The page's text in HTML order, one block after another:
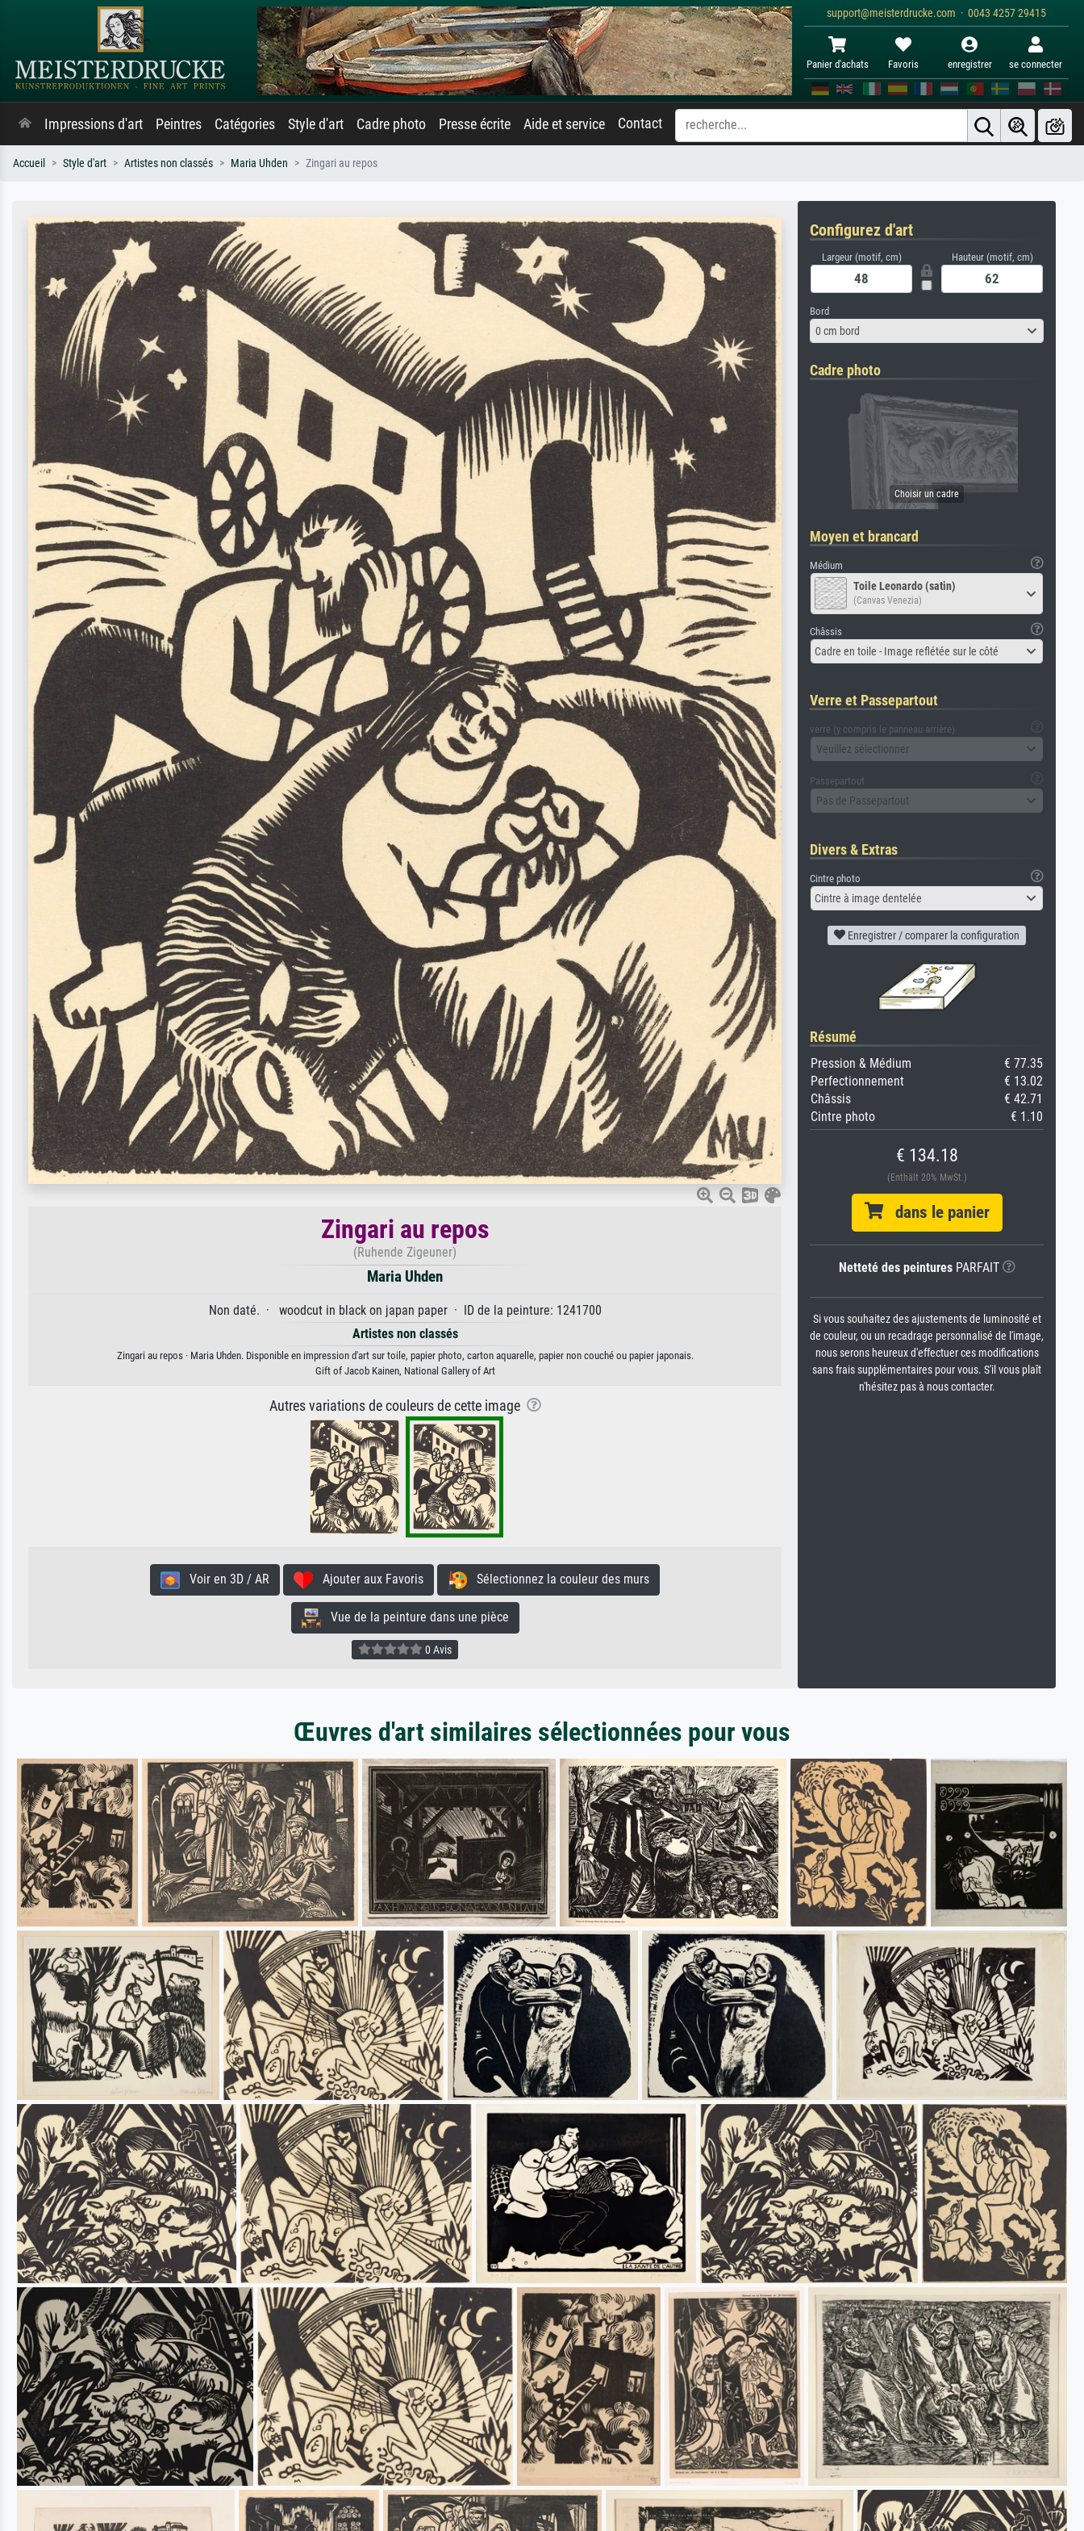
support@meisterdrucke.com · 0043 4257 29415
Panier d'achats Favoris enregistrer se connecter
Impressions d'art Peintres Catégories Style d'art Cadre photo Presse écrite Aide et service Contact
Accueil Style d'art Artistes non classés Maria Uhden Zingari au repos
Zingari au repos
(Ruhende Zigeuner)
Maria Uhden
Non daté. · woodcut in black on japan paper · ID de la peinture: 1241700
Artistes non classés
Zingari au repos · Maria Uhden. Disponible en impression d'art sur toile, papier photo, carton aquarelle, papier non couché ou papier japonais.
Gift of Jacob Kainen, National Gallery of Art
Autres variations de couleurs de cette image
Voir en 3D / AR Ajouter aux Favoris Sélectionnez la couleur des murs
Vue de la peinture dans une pièce
0 Avis
Configurez d'art
Largeur (motif, cm) Hauteur (motif, cm)
Bord
0 cm bord
Cadre photo
Moyen et brancard
Médium
Toile Leonardo (satin)
(Canvas Venezia)
Châssis
Cadre en toile - Image reflétée sur le côté
Verre et Passepartout
verre (y compris le panneau arrière)
Veuillez sélectionner
Passepartout
Pas de Passepartout
Divers & Extras
Cintre photo
Cintre à image dentelée
Enregistrer / comparer la configuration
Résumé
Pression & Médium
€ 77.35
Perfectionnement
€ 13.02
Châssis
€ 42.71
Cintre photo
€ 1.10
€ 134.18
(Enthält 20% MwSt.)
dans le panier
Netteté des peinturesPARFAIT
Si vous souhaitez des ajustements de luminosité et
de couleur, ou un recadrage personnalisé de l'image,
nous serons heureux d'effectuer ces modifications
sans frais supplémentaires pour vous. S'il vous plaît
n'hésitez pas à nous contacter.
Œuvres d'art similaires sélectionnées pour vous